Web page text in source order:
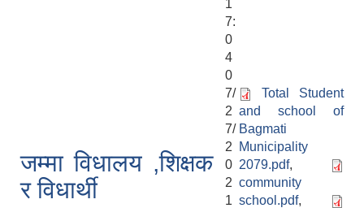
1
7:
0
4
जम्मा विधालय ,शिक्षक
र विधार्थी
0
7/
2
7/
2
0
2
1
Total Student
and school of
Bagmati
Municipality
2079.pdf,
community
school.pdf,